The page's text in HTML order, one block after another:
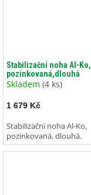
Stabilizační noha Al-Ko,
pozinkovaná,dlouhá
Skladem (4 ks)
1 679 Kč
Stabilizační noha Al-Ko,
pozinkovaná, dlouhá.